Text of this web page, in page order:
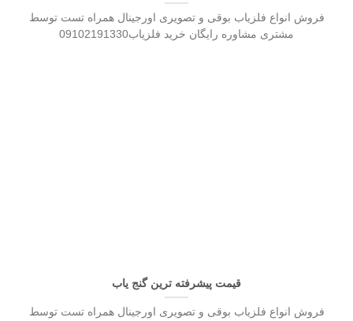
فروش انواع فلزیاب بوقی و تصویری اورجینال همراه تست توسط
مشتری مشاوره رایگان خرید فلزیاب09102191330
قیمت پیشرفته ترین گنج یاب
فروش انواع فلزیاب بوقی و تصویری اورجینال همراه تست توسط